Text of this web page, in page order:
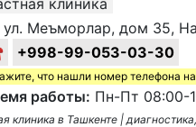
ул. Меъморлар, дом 35,
+998-99-053-03-30
что нашли номер телефона на
работы: Пн-Пт 08:00-
клиника в Ташкенте |